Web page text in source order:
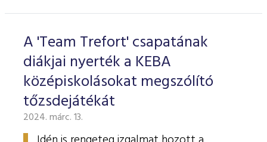
A 'Team Trefort' csapatának
diákjai nyerték a KEBA
középiskolásokat megszólító
tőzsdejátékát
2024. márc. 13.